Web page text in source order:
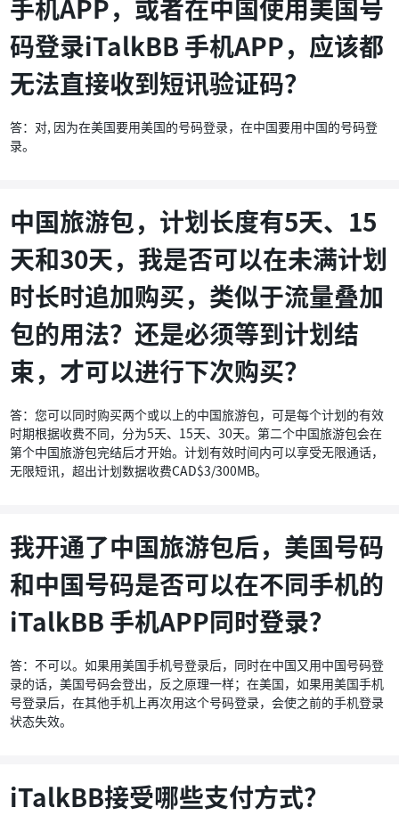
手机APP，或者在中国使用美国号
码登录iTalkBB 手机APP，应该都
无法直接收到短讯验证码？
答：对, 因为在美国要用美国的号码登录，在中国要用中国的号码登
录。
中国旅游包，计划长度有5天、15
天和30天，我是否可以在未满计划
时长时追加购买，类似于流量叠加
包的用法？还是必须等到计划结
束，才可以进行下次购买？
答：您可以同时购买两个或以上的中国旅游包，可是每个计划的有效
时期根据收费不同，分为5天、15天、30天。第二个中国旅游包会在
第个中国旅游包完结后才开始。计划有效时间内可以享受无限通话，
无限短讯，超出计划数据收费CAD$3/300MB。
我开通了中国旅游包后，美国号码
和中国号码是否可以在不同手机的
iTalkBB 手机APP同时登录？
答：不可以。如果用美国手机号登录后，同时在中国又用中国号码登
录的话，美国号码会登出，反之原理一样；在美国，如果用美国手机
号登录后，在其他手机上再次用这个号码登录，会使之前的手机登录
状态失效。
iTalkBB接受哪些支付方式？